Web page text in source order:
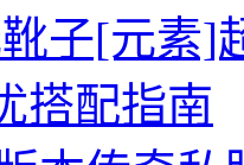
子[元素]
搭配指南